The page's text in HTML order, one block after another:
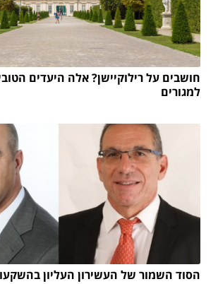
חושבים על רילוקיישן? אלה היעדים
למגורים
הסוד השמור של העשירון העליון